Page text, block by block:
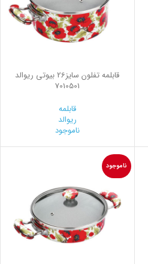
قابلمه تفلون سایز26 بیوتی ریوالد
7010501
قابلمه
ریوالد
ناموجود
ناموجود